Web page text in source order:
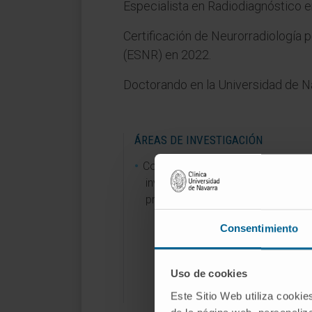
Consentimiento
Uso de cookies
Este Sitio Web utiliza
Especialista en Radiodiagnóstico
Certificación de Neurorradiología
(ESNR) en 2022.
Doctorando en la Universidad de
ÁREAS DE INVESTIGACIÓN
Colaboración en varios proyectos
investigación con financiación
privada.